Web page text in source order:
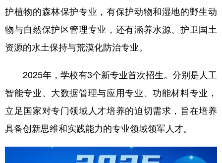
护植物的森林保护专业，有保护动物和湿地的野生动
物与自然保护区管理专业，还有涵养水源、护卫国土
资源的水土保持与荒漠化防治专业。
2025年，学校有3个新专业首次招生。分别是人工
智能专业、大数据管理与应用专业、功能材料专业，
立足国家对专门领域人才培养的迫切需求，旨在培养
具备创新思维和实践能力的专业领域领军人才。